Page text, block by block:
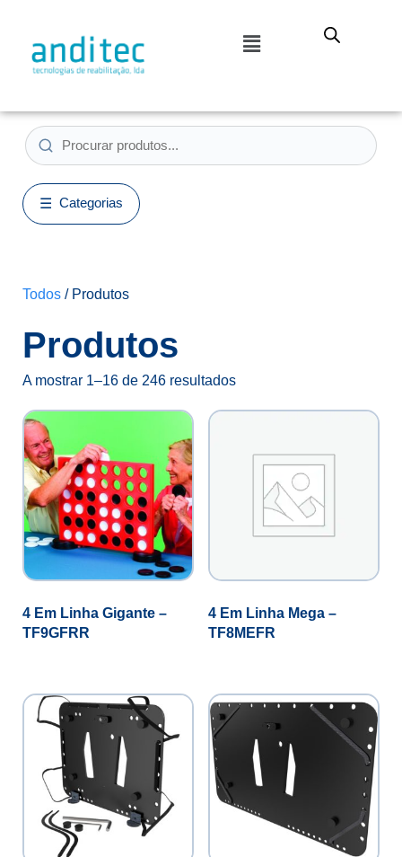
Categorias
Todos / Produtos
Produtos
A mostrar 1–16 de 246 resultados
4 Em Linha Gigante –
TF9GFRR
4 Em Linha Mega –
TF8MEFR